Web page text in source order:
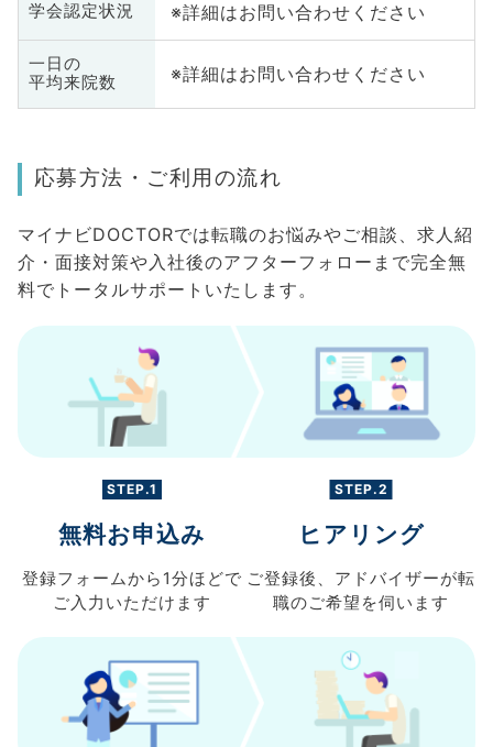
学会認定状況 ※詳細はお問い合わせください
一日の
平均来院数
※詳細はお問い合わせください
応募方法・ご利用の流れ
マイナビDOCTORでは転職のお悩みやご相談、求人紹
介・面接対策や入社後のアフターフォローまで完全無
料でトータルサポートいたします。
STEP.1
無料お申込み
登録フォームから 1分ほどで
ご入力 いただけます
STEP.2
ヒアリング
ご登録後、 アドバイザーが転
職のご希望を伺います